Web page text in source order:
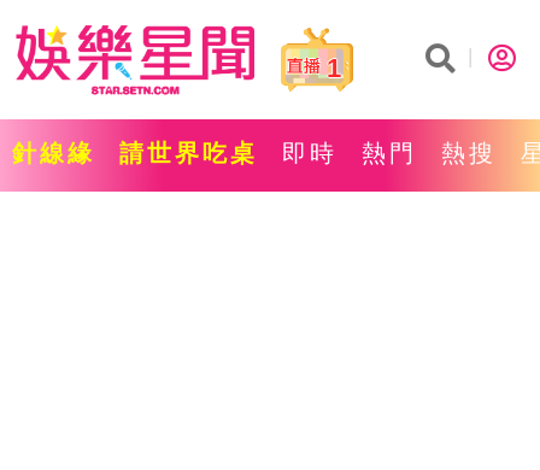
1
針線緣 請世界吃桌 即時 熱門 熱搜